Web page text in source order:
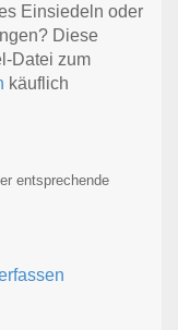
Einsiedeln oder
Diese
Datei zum
käuflich
entsprechende